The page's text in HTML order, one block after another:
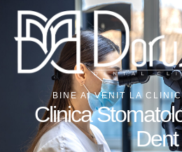
BINE AI VENIT LA
Clinica
Dent